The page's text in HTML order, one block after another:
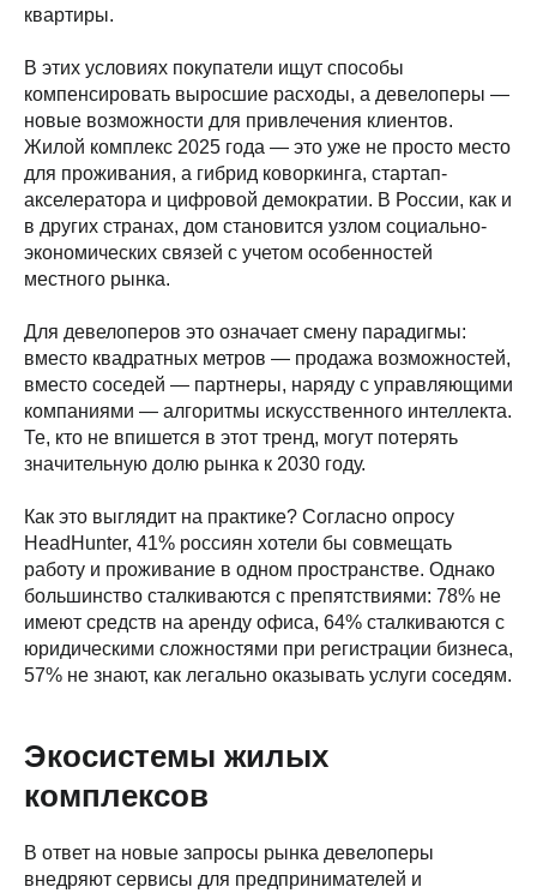
квартиры.
В этих условиях покупатели ищут способы
компенсировать выросшие расходы, а девелоперы —
новые возможности для привлечения клиентов.
Жилой комплекс 2025 года — это уже не просто место
для проживания, а гибрид коворкинга, стартап-
акселератора и цифровой демократии. В России, как и
в других странах, дом становится узлом социально-
экономических связей с учетом особенностей
местного рынка.
Для девелоперов это означает смену парадигмы:
вместо квадратных метров — продажа возможностей,
вместо соседей — партнеры, наряду с управляющими
компаниями — алгоритмы искусственного интеллекта.
Те, кто не впишется в этот тренд, могут потерять
значительную долю рынка к 2030 году.
Как это выглядит на практике? Согласно опросу
HeadHunter, 41% россиян хотели бы совмещать
работу и проживание в одном пространстве. Однако
большинство сталкиваются с препятствиями: 78% не
имеют средств на аренду офиса, 64% сталкиваются с
юридическими сложностями при регистрации бизнеса,
57% не знают, как легально оказывать услуги соседям.
Экосистемы жилых
комплексов
В ответ на новые запросы рынка девелоперы
внедряют сервисы для предпринимателей и